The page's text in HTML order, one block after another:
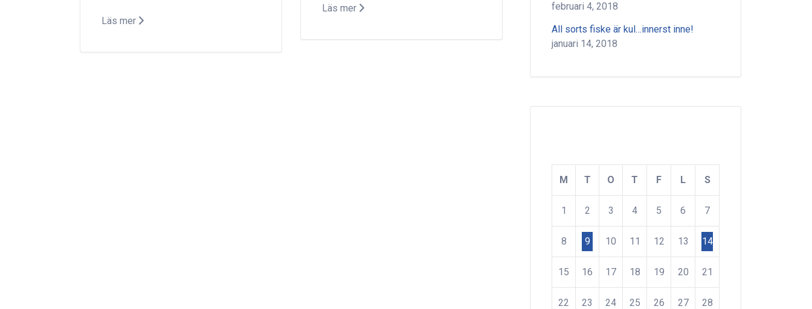
Läs mer
Läs mer
februari 4, 2018
All sorts fiske är kul…innerst inne!
januari 14, 2018
M T O T F L S
1 2 3 4 5 6 7
8 9 10 11 12 13 14
15 16 17 18 19 20 21
22 23 24 25 26 27 28